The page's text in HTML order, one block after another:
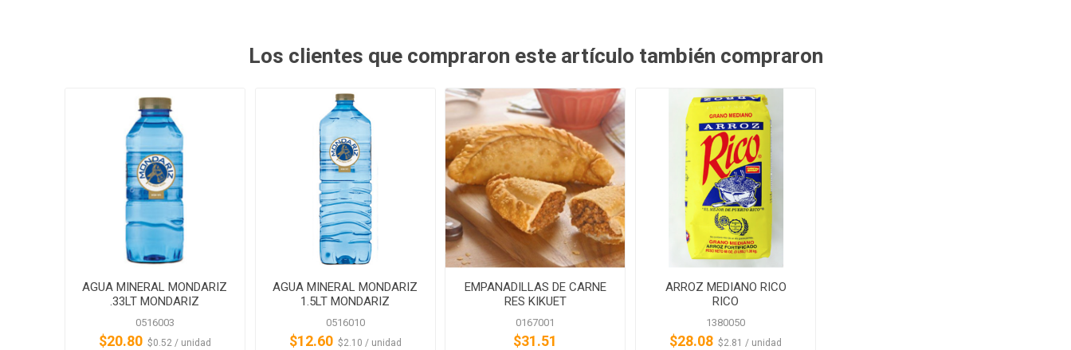
Los clientes que compraron este artículo también compraron
AGUA MINERAL MONDARIZ
.33LT MONDARIZ
0516003
$20.80 ‏‏‎ ‎‏‏‎ ‎$0.52 / unidad
AGUA MINERAL MONDARIZ
1.5LT MONDARIZ
0516010
$12.60 ‏‏‎ ‎‏‏‎ ‎$2.10 / unidad
EMPANADILLAS DE CARNE
RES KIKUET
0167001
$31.51
ARROZ MEDIANO RICO
RICO
1380050
$28.08 ‏‏‎ ‎‏‏‎ ‎$2.81 / unidad